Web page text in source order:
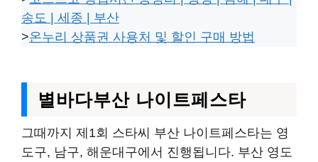
송도 | 세종 | 부산
>온누리 상품권 사용처 및 할인 구매 방법
별바다부산 나이트페스타
그때까지 제1회 스타씨 부산 나이트페스타는 영
도구, 남구, 해운대구에서 진행됩니다. 부산 영도